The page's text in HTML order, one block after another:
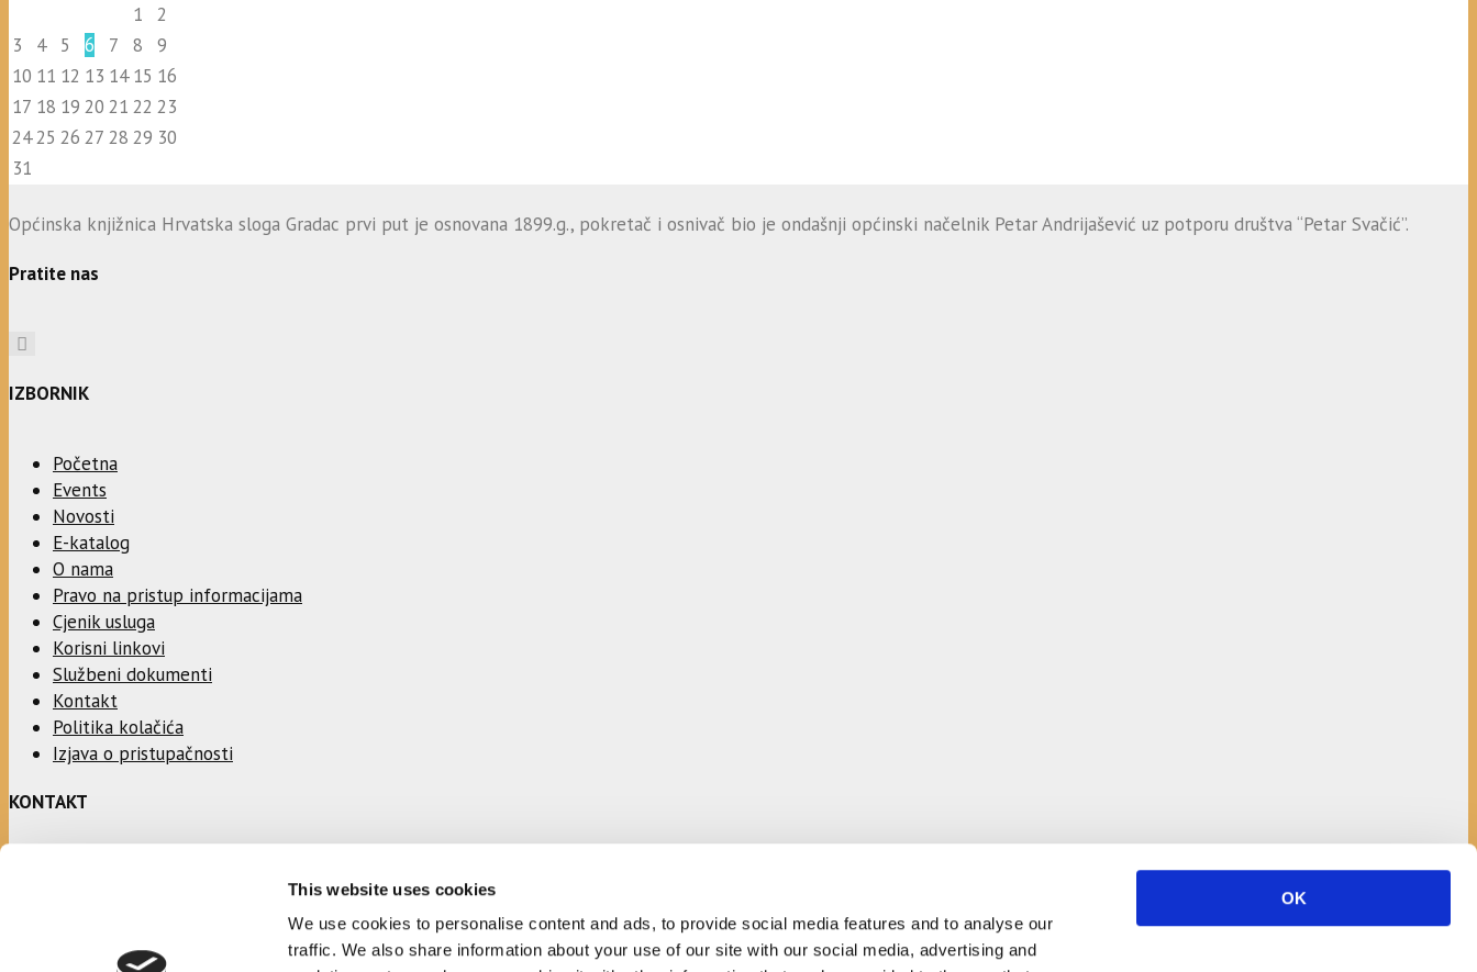
This website uses cookies
We use cookies to personalise content and ads, to provide social media features and to analyse our
traffic. We also share information about your use of our site with our social media, advertising and
OK
1
2
3
4 5 6 7 8
9
10 11 12 13 14 15 16
17 18 19 20 21 22 23
2425 26 27 28 29 30
31
Općinska knjižnica Hrvatska sloga Gradac prvi put je osnovana 1899.g., pokretač i osnivač bio je ondašnji općinski načelnik Petar Andrijašević uz potporu društva “Petar Svačić”.
Pratite nas
IZBORNIK
Početna
Events
Novosti
E-katalog
O nama
Pravo na pristup informacijama
Cjenik usluga
Korisni linkovi
Službeni dokumenti
Kontakt
Politika kolačića
Izjava o pristupačnosti
KONTAKT